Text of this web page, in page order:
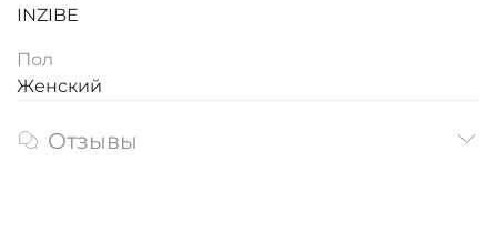
INZIBE
Пол
Женский
Отзывы